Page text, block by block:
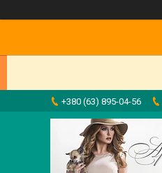
+380 (63) 895-04-56